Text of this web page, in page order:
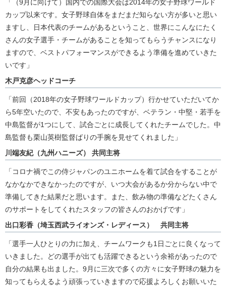
「（9月に向けて）国内での国際大会は2014年の女子野球ワールド
カップ以来です。女子野球自体をまだまだ知らない方が多いと思い
ますし、日本代表のチームがあるということ、世界にこんなにたく
さんの女子選手・チームがあることを知ってもらうチャンスになり
ますので、ベストパフォーマンスができるよう準備を進めていきた
いです」
木戸克彦ヘッドコーチ
「前回（2018年の女子野球ワールドカップ）行かせていただいてか
ら5年空いたので、不安もあったのですが、ベテラン・中堅・若手を
中島監督が1つにして、試合ごとに成長してくれたチームでした。中
島監督も栗山英樹監督ばりの手腕を見せてくれました」
川端友紀（九州ハニーズ） 共同主将
「コロナ禍でこの侍ジャパンのユニホームを着て試合をすることが
なかなかできなかったのですが、いつ大会があるか分からない中で
準備してきた結果だと思います。また、飲み物の準備などたくさん
のサポートをしてくれたスタッフの皆さんのおかげです」
出口彩香（埼玉西武ライオンズ・レディース） 共同主将
「選手一人ひとりの力に加え、チームワークも1日ごとに良くなって
いきました。どの選手が出ても活躍できるという余裕があったので
自分の結果も出ました。9月に三次で多くの方々に女子野球の魅力を
知ってもらえるよう頑張っていきますので応援よろしくお願いいた